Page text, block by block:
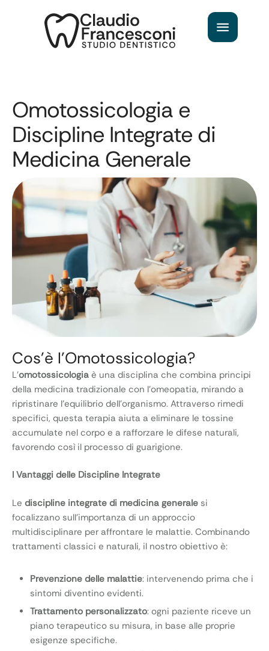
Omotossicologia e
Discipline Integrate di
Medicina Generale
Cos'è l'Omotossicologia?
L’omotossicologia è una disciplina che combina principi
della medicina tradizionale con l’omeopatia, mirando a
ripristinare l’equilibrio dell’organismo. Attraverso rimedi
specifici, questa terapia aiuta a eliminare le tossine
accumulate nel corpo e a rafforzare le difese naturali,
favorendo così il processo di guarigione.
I Vantaggi delle Discipline Integrate
Le discipline integrate di medicina generale si
focalizzano sull’importanza di un approccio
multidisciplinare per affrontare le malattie. Combinando
trattamenti classici e naturali, il nostro obiettivo è:
Prevenzione delle malattie: intervenendo prima che i
sintomi diventino evidenti.
Trattamento personalizzato: ogni paziente riceve un
piano terapeutico su misura, in base alle proprie
esigenze specifiche.